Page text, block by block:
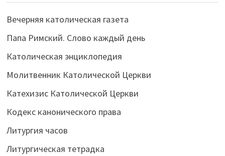
Вечерняя католическая газета
Папа Римский. Слово каждый день
Католическая энциклопедия
Молитвенник Католической Церкви
Катехизис Католической Церкви
Кодекс канонического права
Литургия часов
Литургическая тетрадка